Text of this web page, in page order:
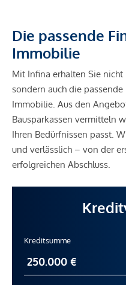
Die passende
Immobilie
Mit Infina erhalten Sie
sondern auch die
Immobilie. Aus den
Bausparkassen vermitteln
Ihren Bedürfnissen passt.
und verlässlich – von der
erfolgreichen Abschluss.
Kreditsumme